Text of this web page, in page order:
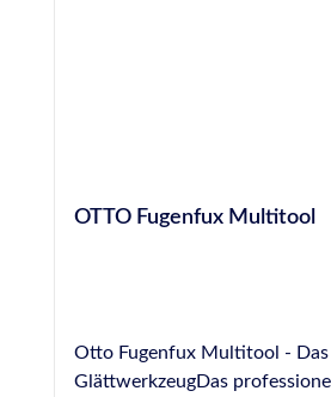
OTTO Fugenfux Multitool
Otto Fugenfux Multitool - Das
GlättwerkzeugDas